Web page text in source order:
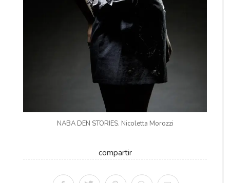
NABA DEN STORIES. Nicoletta Morozzi
compartir